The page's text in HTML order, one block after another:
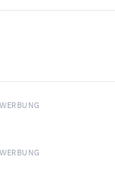
WERBUNG
WERBUNG